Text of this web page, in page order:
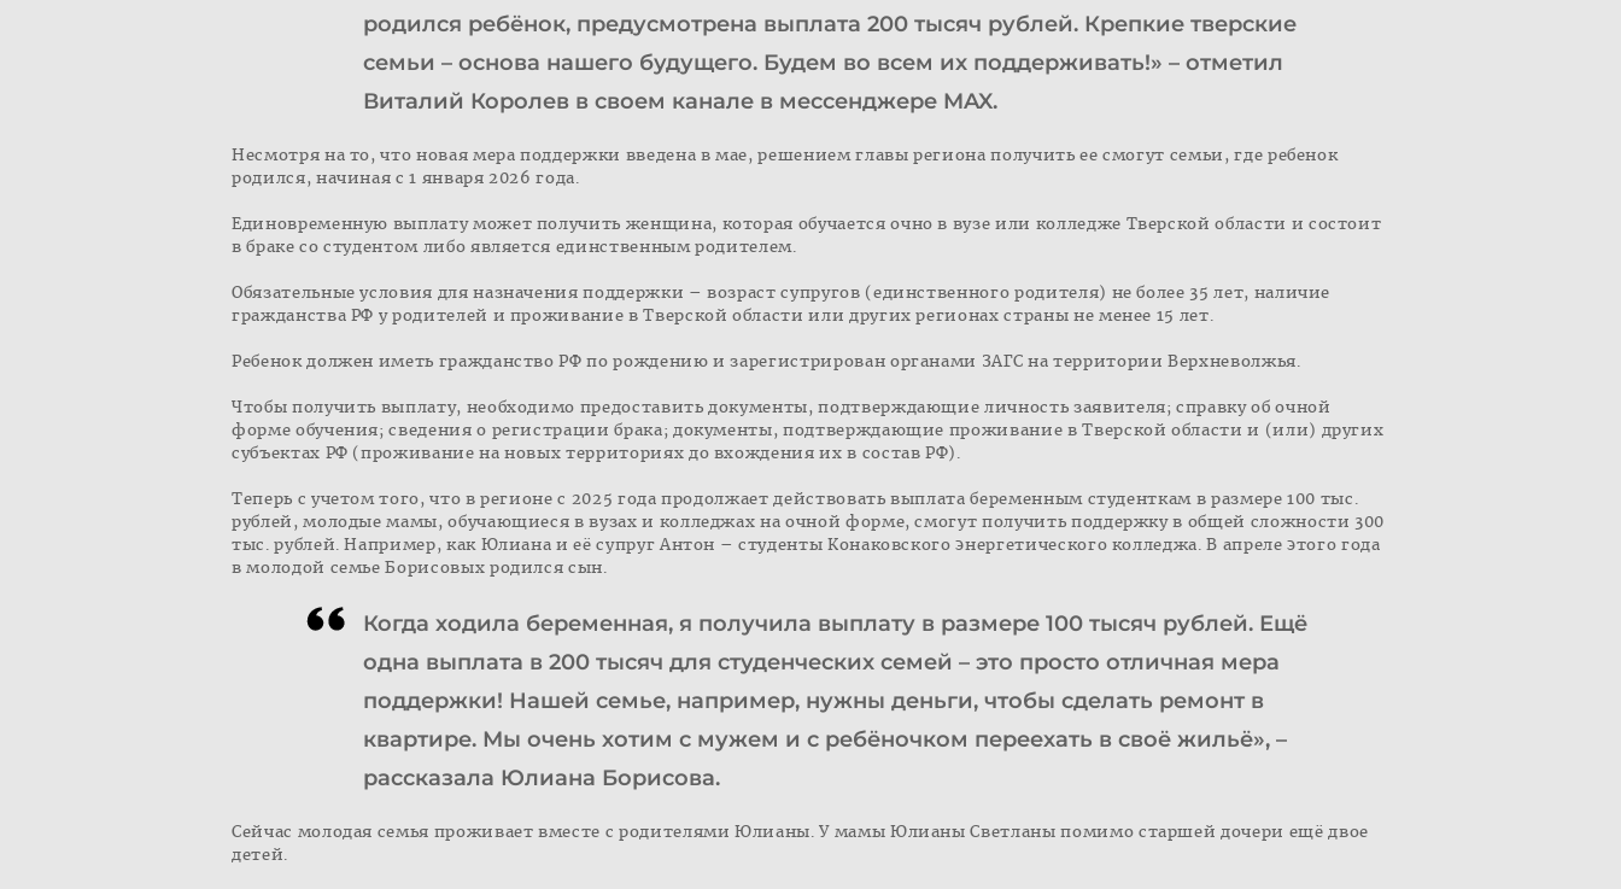
родился ребёнок, предусмотрена выплата 200 тысяч рублей. Крепкие тверские
семьи – основа нашего будущего. Будем во всем их поддерживать!» – отметил
Виталий Королев в своем канале в мессенджере MAX.
Несмотря на то, что новая мера поддержки введена в мае, решением главы региона получить ее смогут семьи, где ребенок
родился, начиная с 1 января 2026 года.
Единовременную выплату может получить женщина, которая обучается очно в вузе или колледже Тверской области и состоит
в браке со студентом либо является единственным родителем.
Обязательные условия для назначения поддержки – возраст супругов (единственного родителя) не более 35 лет, наличие
гражданства РФ у родителей и проживание в Тверской области или других регионах страны не менее 15 лет.
Ребенок должен иметь гражданство РФ по рождению и зарегистрирован органами ЗАГС на территории Верхневолжья.
Чтобы получить выплату, необходимо предоставить документы, подтверждающие личность заявителя; справку об очной
форме обучения; сведения о регистрации брака; документы, подтверждающие проживание в Тверской области и (или) других
субъектах РФ (проживание на новых территориях до вхождения их в состав РФ).
Теперь с учетом того, что в регионе с 2025 года продолжает действовать выплата беременным студенткам в размере 100 тыс.
рублей, молодые мамы, обучающиеся в вузах и колледжах на очной форме, смогут получить поддержку в общей сложности 300
тыс. рублей. Например, как Юлиана и её супруг Антон – студенты Конаковского энергетического колледжа. В апреле этого года
в молодой семье Борисовых родился сын.
Когда ходила беременная, я получила выплату в размере 100 тысяч рублей. Ещё
одна выплата в 200 тысяч для студенческих семей – это просто отличная мера
поддержки! Нашей семье, например, нужны деньги, чтобы сделать ремонт в
квартире. Мы очень хотим с мужем и с ребёночком переехать в своё жильё», –
рассказала Юлиана Борисова.
Сейчас молодая семья проживает вместе с родителями Юлианы. У мамы Юлианы Светланы помимо старшей дочери ещё двое
детей.